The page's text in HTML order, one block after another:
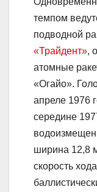
темпом
подводной
«Трайдент»,
атомные
«Огайо».
апреле 1976
середине
ширина 12,8
скорость